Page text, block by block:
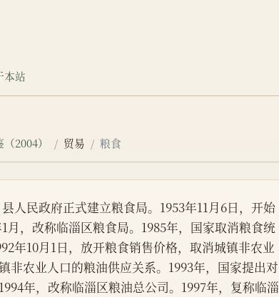
本站
2004） 贸易 粮食
县人民政府正式建立粮食局。1953年11月6日，开始
月，改称临淄区粮食局。1985年，国家取消粮食统
年10月1日，放开粮食销售价格，取消城镇非农业
非农业人口的粮油供应关系。1993年，国家提出对
年，改称临淄区粮油总公司。1997年，复称临淄